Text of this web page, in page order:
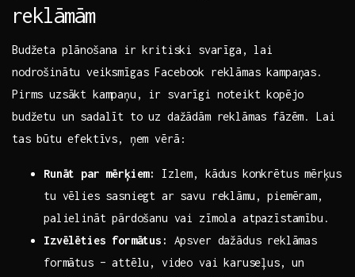
reklāmām
Budžeta plānošana ⁤ir⁢ kritiski svarīga, lai
nodrošinātu veiksmīgas Facebook reklāmas kampaņas.
Pirms uzsākt ‌kampaņu, ir svarīgi noteikt⁣ kopējo
budžetu​ un sadalīt⁣ to uz dažādām reklāmas fāzēm. Lai
tas ⁣būtu ‍efektīvs,‍ ņem ‍vērā:
Runāt par mērķiem:
Izlem, kādus konkrētus⁣ mērķus
tu vēlies sasniegt ar savu ‍reklāmu, piemēram,
palielināt pārdošanu vai‌ zīmola atpazīstamību.
Izvēlēties formātus:
Apsver dažādus reklāmas
formātus – attēlu, video vai⁢ karuseļus, un